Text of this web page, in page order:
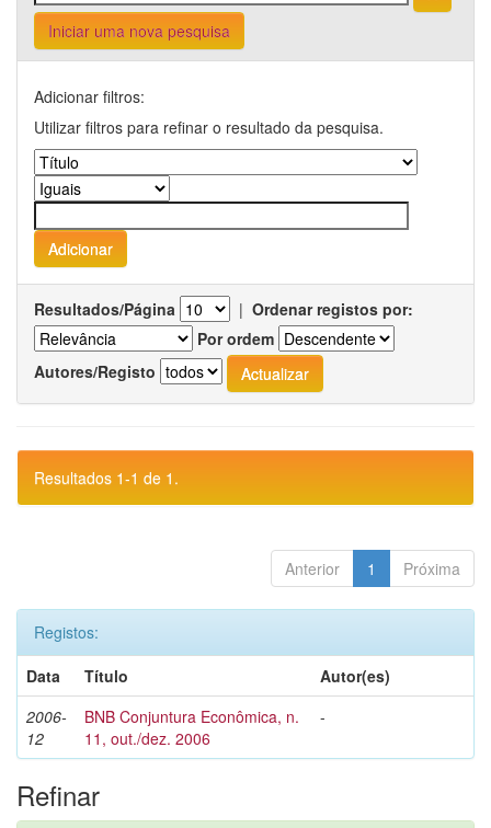
Iniciar uma nova pesquisa
Adicionar filtros:
Utilizar filtros para refinar o resultado da pesquisa.
Resultados/Página | Ordenar registos por:
Por ordem
Autores/Registo
Resultados 1-1 de 1.
Anterior 1 Próxima
Registos:
Data
Título
Autor(es)
2006-
12
BNB Conjuntura Econômica, n.
11, out./dez. 2006
-
Refinar